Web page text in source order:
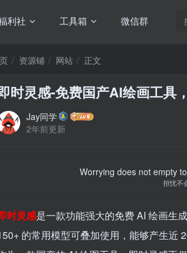
利社 工具箱 微信群
资源铺 网站 正文
时灵感-免费国产AI绘画工具
Jay同学
2年前更新
Worrying does not empty
担忧不
时灵感是一款功能强大的免费 AI 绘画生
的常用模型可叠加使用，能够产生近